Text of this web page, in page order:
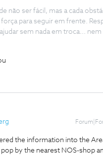
não ser fácil, mas a cada
para seguir em frente.
sem nada em troca...
the information into the
by the nearest NOS-shop